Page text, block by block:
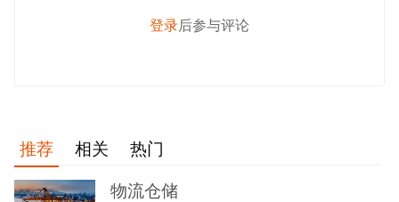
登录后参与评论
推荐 相关
热门
物流仓储